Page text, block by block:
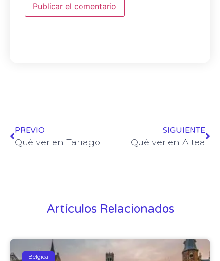
PREVIO
Qué ver en Tarragona Ciudad
SIGUIENTE
Qué ver en Altea
Artículos Relacionados
Bélgica